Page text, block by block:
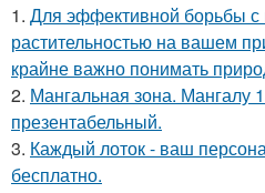
1. Для эффективной борьбы с
растительностью на вашем
крайне важно понимать
2. Мангальная зона. Мангалу
презентабельный.
3. Каждый лоток - ваш
бесплатно.